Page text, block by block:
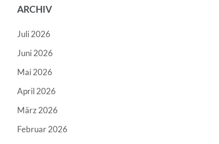
ARCHIV
Juli 2026
Juni 2026
Mai 2026
April 2026
März 2026
Februar 2026